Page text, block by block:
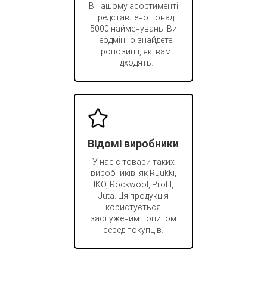
В нашому асортименті
представлено понад
5000 найменувань. Ви
неодмінно знайдете
пропозиції, які вам
підходять.
Відомі виробники
У нас є товари таких
виробників, як Ruukki,
IKO, Rockwool, Profil,
Juta. Ця продукція
користується
заслуженим попитом
серед покупців.